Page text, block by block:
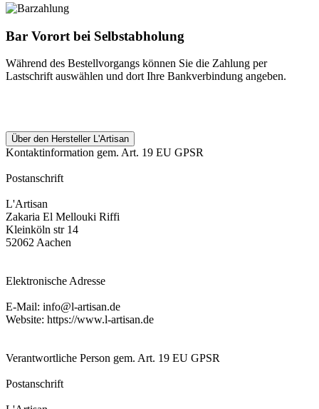
Bar Vorort bei Selbstabholung
Während des Bestellvorgangs können Sie die Zahlung per
Lastschrift auswählen und dort Ihre Bankverbindung angeben.
Über den Hersteller L'Artisan
Kontaktinformation gem. Art. 19 EU GPSR
Postanschrift
L'Artisan
Zakaria El Mellouki Riffi
Kleinköln str 14
52062 Aachen
Elektronische Adresse
E-Mail: info@l-artisan.de
Website: https://www.l-artisan.de
Verantwortliche Person gem. Art. 19 EU GPSR
Postanschrift